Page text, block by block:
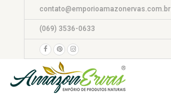
contato@emporioamazonervas.com.br
(069) 3536-0633